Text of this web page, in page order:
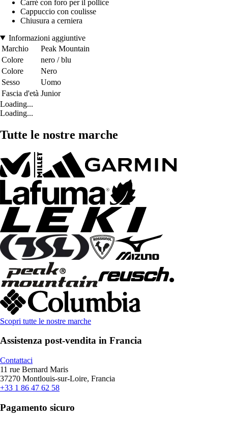
Carré con foro per il pollice
Cappuccio con coulisse
Chiusura a cerniera
Informazioni aggiuntive
Marchio
Peak Mountain
Colore
nero / blu
Colore
Nero
Sesso
Uomo
Fascia d'età Junior
Loading...
Loading...
Tutte le nostre marche
Scopri tutte le nostre marche
Assistenza post-vendita in Francia
Contattaci
11 rue Bernard Maris
37270 Montlouis-sur-Loire, Francia
+33 1 86 47 62 58
Pagamento sicuro